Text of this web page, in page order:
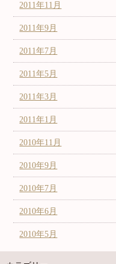
2011年11月
2011年9月
2011年7月
2011年5月
2011年3月
2011年1月
2010年11月
2010年9月
2010年7月
2010年6月
2010年5月